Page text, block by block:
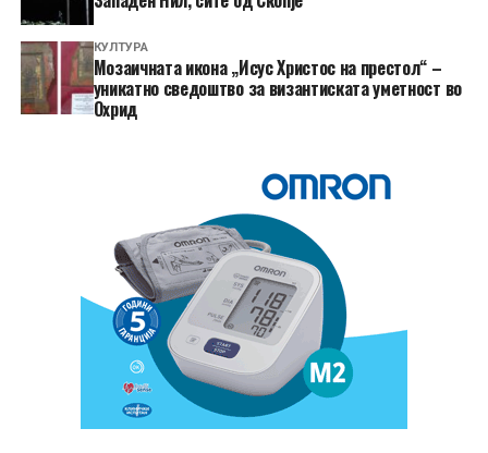
КУЛТУРА
Мозаичната икона „Исус Христос на престол“ –
уникатно сведоштво за византиската уметност во
Охрид